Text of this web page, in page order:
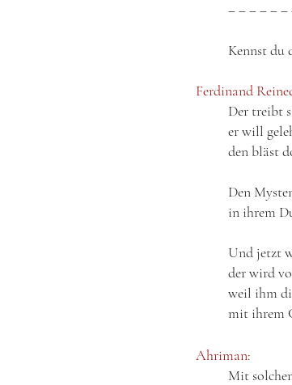
‒ ‒ ‒ ‒ ‒
Kennst du
Ferdinand
Der treibt
er will
den bläst
Den
in ihrem
Und jetzt
der wird
weil ihm
mit ihrem
Ahriman:
Mit